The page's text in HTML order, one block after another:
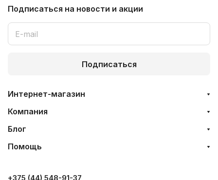
Подписаться на новости и акции
Подписаться
Интернет-магазин
Компания
Блог
Помощь
+375 (44) 548-91-37